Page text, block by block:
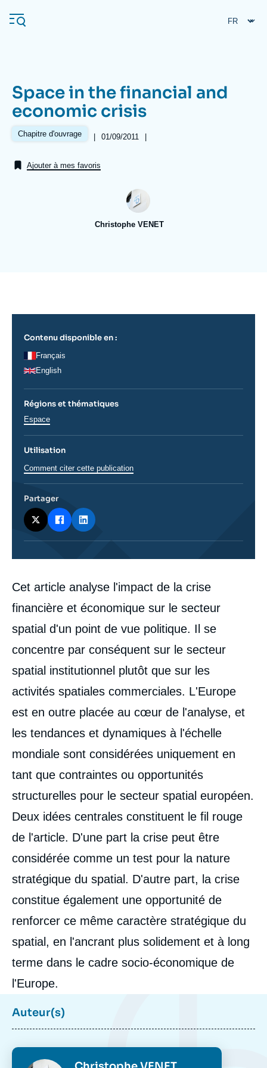
au
contenu
Navigation
principale
L'Ifri
Analyses
Recherches fréquentes
Proche-Orient
Space in the financial and
economic crisis
Chapitre d'ouvrage |
Date
01/09/2011 |
Ajouter à mes favoris
Christophe VENET
Corps
analyses
Cet article analyse l'impact de la crise
financière et économique sur le secteur
spatial d'un point de vue politique. Il se
concentre par conséquent sur le secteur
spatial institutionnel plutôt que sur les
activités spatiales commerciales. L'Europe
est en outre placée au cœur de l'analyse, et
les tendances et dynamiques à l'échelle
mondiale sont considérées uniquement en
tant que contraintes ou opportunités
structurelles pour le secteur spatial européen.
Deux idées centrales constituent le fil rouge
de l'article. D'une part la crise peut être
considérée comme un test pour la nature
stratégique du spatial. D'autre part, la crise
constitue également une opportunité de
renforcer ce même caractère stratégique du
spatial, en l'ancrant plus solidement et à long
terme dans le cadre socio-économique de
l'Europe.
Contenu disponible en :
Français
English
Régions et thématiques
Thématiques
Espace
Utilisation
Comment citer cette publication
Partager
Auteur(s)
Photo